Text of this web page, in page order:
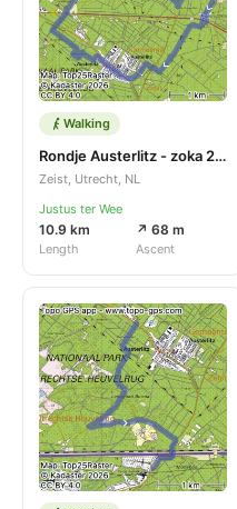
Walking
Rondje Austerlitz - zoka 2026
Zeist, Utrecht, NL
Justus ter Wee
10.9 km
Length
↗ 68 m
Ascent